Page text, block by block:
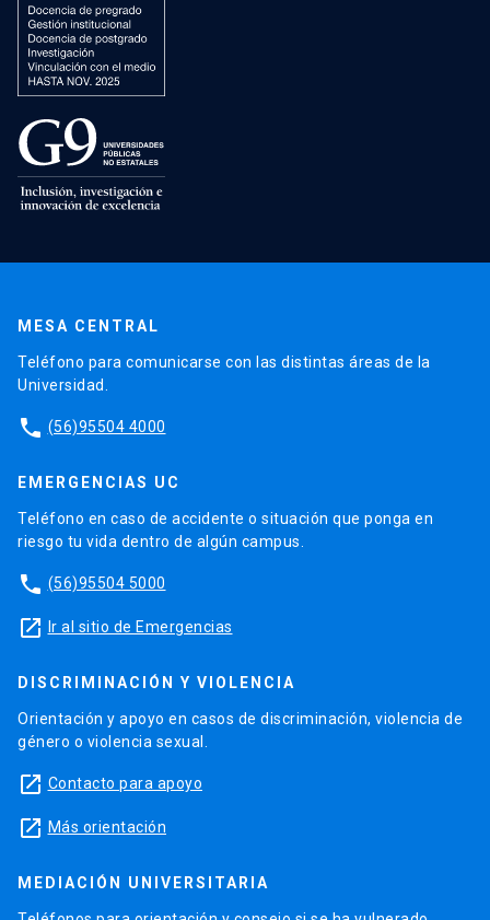
MESA CENTRAL
Teléfono para comunicarse con las distintas áreas de la
Universidad.
phone (56)95504 4000
EMERGENCIAS UC
Teléfono en caso de accidente o situación que ponga en
riesgo tu vida dentro de algún campus.
phone (56)95504 5000
launch Ir al sitio de Emergencias
DISCRIMINACIÓN Y VIOLENCIA
Orientación y apoyo en casos de discriminación, violencia de
género o violencia sexual.
launch Contacto para apoyo
launch Más orientación
MEDIACIÓN UNIVERSITARIA